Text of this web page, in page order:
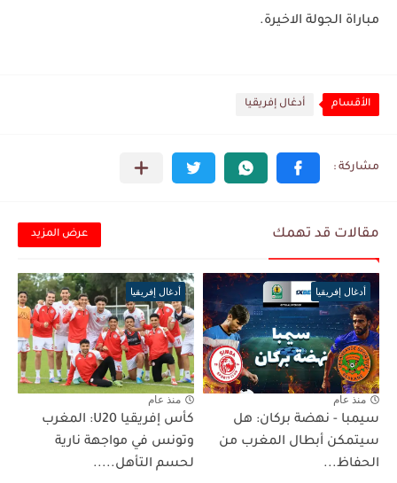
مباراة الجولة الاخيرة.
الأقسام أدغال إفريقيا
مقالات قد تهمك عرض المزيد
أدغال إفريقيا
منذ عام
سيمبا - نهضة بركان: هل
سيتمكن أبطال المغرب من
الحفاظ...
أدغال إفريقيا
منذ عام
كأس إفريقيا U20: المغرب
وتونس في مواجهة نارية
لحسم التأهل.....